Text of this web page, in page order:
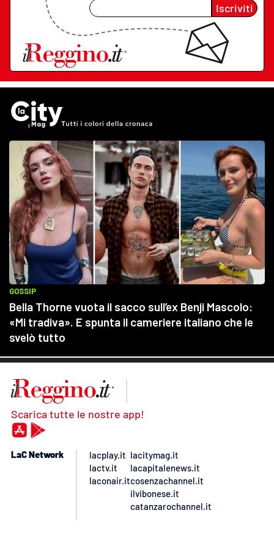
Iscriviti
Scarica tutte le nostre app!
LaC Network
lacplay.it
lactv.it
laconair.it
lacitymag.it
lacapitalenews.it
cosenzachannel.it
ilvibonese.it
catanzarochannel.it